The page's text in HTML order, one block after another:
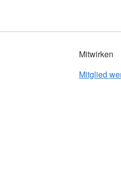
Mitwirken
Mitglied